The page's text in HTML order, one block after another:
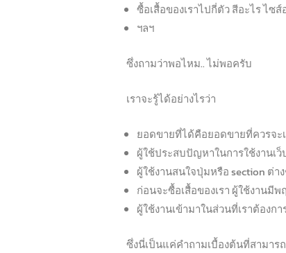
ซื้อเสื้อของเราไปกี่ตัว สีอะไร ไซส์
ฯลฯ
ซึ่งถามว่าพอไหม.. ไม่พอครับ
เราจะรู้ได้อย่างไรว่า
ยอดขายที่ได้คือยอดขายที่ควรจะ
ผู้ใช้ประสบปัญหาในการใช้งานเ
ผู้ใช้งานสนใจปุ่มหรือ section ต่
ก่อนจะซื้อเสื้อของเรา ผู้ใช้งานมี
ผู้ใช้งานเข้ามาในส่วนที่เราต้องก
ซึ่งนี่เป็นแค่คำถามเบื้องต้นที่สามา